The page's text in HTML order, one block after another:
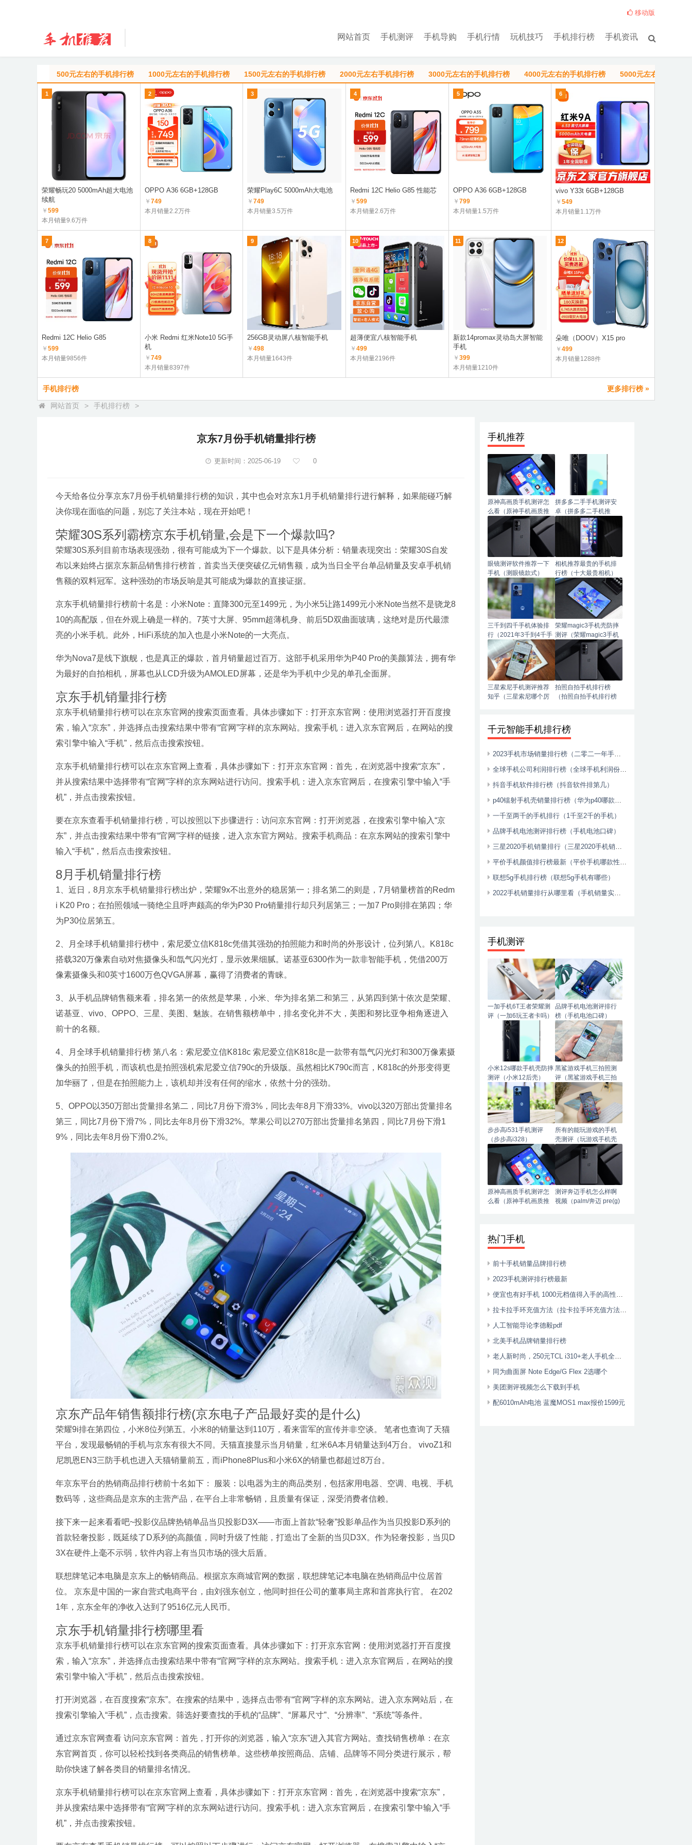
网站首页 手机测评 手机导购 手机行情 玩机技巧 手机排行榜 手机资讯
移动版
500元左右的手机排行榜 1000元左右的手机排行榜 1500元左右的手机排行榜 2000元左右手机排行榜 3000元左右的手机排行榜 4000元左右的手机排行榜 5000元左右的手机排
1
荣耀畅玩20 5000mAh超大电池
续航
￥ 599
本月销量9.6万件
2
OPPO A36 6GB+128GB
￥ 749
本月销量2.2万件
3
荣耀Play6C 5000mAh大电池
￥749
本月销量3.5万件
4
Redmi 12C Helio G85 性能芯
￥ 599
本月销量2.6万件
5
OPPO A36 6GB+128GB
￥ 799
本月销量1.5万件
6
vivo Y33t 6GB+128GB
￥549
本月销量1.1万件
7
Redmi 12C Helio G85
￥ 599
本月销量9856件
8
小米 Redmi 红米Note10 5G手
机
￥ 749
本月销量8397件
9
256GB灵动屏八核智能手机
￥498
本月销量1643件
10
超薄便宜八核智能手机
￥ 499
本月销量2196件
11
新款14promax灵动岛大屏智能
手机
￥ 399
本月销量1210件
12
朵唯（DOOV）X15 pro
￥499
本月销量1288件
手机排行榜 更多排行榜 »
网站首页 > 手机排行榜 >
京东7月份手机销量排行榜
更新时间：2025-06-19 0
今天给各位分享京东7月份手机销量排行榜的知识，其中也会对京东1月手机销量排行进行解释，如果能碰巧解
决你现在面临的问题，别忘了关注本站，现在开始吧！
荣耀30S系列霸榜京东手机销量,会是下一个爆款吗?
荣耀30S系列目前市场表现强劲，很有可能成为下一个爆款。以下是具体分析：销量表现突出：荣耀30S自发
布以来始终占据京东新品销售排行榜首，首卖当天便突破亿元销售额，成为当日全平台单品销量及安卓手机销
售额的双料冠军。这种强劲的市场反响是其可能成为爆款的直接证据。
京东手机销量排行榜前十名是：小米Note：直降300元至1499元，为小米5让路1499元小米Note当然不是骁龙8
10的高配版，但在外观上确是一样的。7英寸大屏、95mm超薄机身、前后5D双曲面玻璃，这绝对是历代最漂
亮的小米手机。此外，HiFi系统的加入也是小米Note的一大亮点。
华为Nova7是线下旗舰，也是真正的爆款，首月销量超过百万。这部手机采用华为P40 Pro的美颜算法，拥有华
为最好的自拍相机，屏幕也从LCD升级为AMOLED屏幕，还是华为手机中少见的单孔全面屏。
京东手机销量排行榜
京东手机销量排行榜可以在京东官网的搜索页面查看。具体步骤如下：打开京东官网：使用浏览器打开百度搜
索，输入“京东”，并选择点击搜索结果中带有“官网”字样的京东网站。搜索手机：进入京东官网后，在网站的搜
索引擎中输入“手机”，然后点击搜索按钮。
京东手机销量排行榜可以在京东官网上查看，具体步骤如下：打开京东官网：首先，在浏览器中搜索“京东”，
并从搜索结果中选择带有“官网”字样的京东网站进行访问。搜索手机：进入京东官网后，在搜索引擎中输入“手
机”，并点击搜索按钮。
要在京东查看手机销量排行榜，可以按照以下步骤进行：访问京东官网：打开浏览器，在搜索引擎中输入“京
东”，并点击搜索结果中带有“官网”字样的链接，进入京东官方网站。搜索手机商品：在京东网站的搜索引擎中
输入“手机”，然后点击搜索按钮。
8月手机销量排行榜
1、近日，8月京东手机销量排行榜出炉，荣耀9x不出意外的稳居第一；排名第二的则是，7月销量榜首的Redm
i K20 Pro；在拍照领域一骑绝尘且呼声颇高的华为P30 Pro销量排行却只列居第三；一加7 Pro则排在第四；华
为P30位居第五。
2、月全球手机销量排行榜中，索尼爱立信K818c凭借其强劲的拍照能力和时尚的外形设计，位列第八。K818c
搭载320万像素自动对焦摄像头和氙气闪光灯，显示效果细腻。诺基亚6300作为一款非智能手机，凭借200万
像素摄像头和0英寸1600万色QVGA屏幕，赢得了消费者的青睐。
3、从手机品牌销售额来看，排名第一的依然是苹果，小米、华为排名第二和第三，从第四到第十依次是荣耀、
诺基亚、vivo、OPPO、三星、美图、魅族。在销售额榜单中，排名变化并不大，美图和努比亚争相角逐进入
前十的名额。
4、月全球手机销量排行榜 第八名：索尼爱立信K818c 索尼爱立信K818c是一款带有氙气闪光灯和300万像素摄
像头的拍照手机，而该机也是拍照强机索尼爱立信790c的升级版。虽然相比K790c而言，K818c的外形变得更
加华丽了，但是在拍照能力上，该机却并没有任何的缩水，依然十分的强劲。
5、OPPO以350万部出货量排名第二，同比7月份下滑3%，同比去年8月下滑33%。vivo以320万部出货量排名
第三，同比7月份下滑7%，同比去年8月份下滑32%。苹果公司以270万部出货量排名第四，同比7月份下滑1
9%，同比去年8月份下滑0.2%。
京东产品年销售额排行榜(京东电子产品最好卖的是什么)
荣耀9i排在第四位，小米8位列第五。小米8的销量达到110万，看来雷军的宣传并非空谈。 笔者也查询了天猫
平台，发现最畅销的手机与京东有很大不同。天猫直接显示当月销量，红米6A本月销量达到4万台。 vivoZ1和
尼凯恩EN3三防手机也进入天猫销量前五，而iPhone8Plus和小米6X的销量也都超过8万台。
年京东平台的热销商品排行榜前十名如下： 服装：以电器为主的商品类别，包括家用电器、空调、电视、手机
数码等，这些商品是京东的主营产品，在平台上非常畅销，且质量有保证，深受消费者信赖。
接下来一起来看看吧~投影仪品牌热销单品当贝投影D3X——市面上首款“轻奢”投影单品作为当贝投影D系列的
首款轻奢投影，既延续了D系列的高颜值，同时升级了性能，打造出了全新的当贝D3X。作为轻奢投影，当贝D
3X在硬件上毫不示弱，软件内容上有当贝市场的强大后盾。
联想牌笔记本电脑是京东上的畅销商品。根据京东商城官网的数据，联想牌笔记本电脑在热销商品中位居首
位。 京东是中国的一家自营式电商平台，由刘强东创立，他同时担任公司的董事局主席和首席执行官。 在202
1年，京东全年的净收入达到了9516亿元人民币。
京东手机销量排行榜哪里看
京东手机销量排行榜可以在京东官网的搜索页面查看。具体步骤如下：打开京东官网：使用浏览器打开百度搜
索，输入“京东”，并选择点击搜索结果中带有“官网”字样的京东网站。搜索手机：进入京东官网后，在网站的搜
索引擎中输入“手机”，然后点击搜索按钮。
打开浏览器，在百度搜索“京东”。在搜索的结果中，选择点击带有“官网”字样的京东网站。进入京东网站后，在
搜索引擎输入“手机”，点击搜索。筛选好要查找的手机的“品牌”、“屏幕尺寸”、“分辨率”、“系统”等条件。
通过京东官网查看 访问京东官网：首先，打开你的浏览器，输入“京东”进入其官方网站。查找销售榜单：在京
东官网首页，你可以轻松找到各类商品的销售榜单。这些榜单按照商品、店铺、品牌等不同分类进行展示，帮
助你快速了解各类目的销量排名情况。
京东手机销量排行榜可以在京东官网上查看，具体步骤如下：打开京东官网：首先，在浏览器中搜索“京东”，
并从搜索结果中选择带有“官网”字样的京东网站进行访问。搜索手机：进入京东官网后，在搜索引擎中输入“手
机”，并点击搜索按钮。
手机推荐
原神高画质手机测评怎
么看（原神手机画质推
荐）
拼多多二手手机测评安
卓（拼多多二手机推
荐）
眼镜测评软件推荐一下
手机（测眼镜款式）
相机推荐最贵的手机排
行榜（十大最贵相机）
三千到四千手机体验排
行（2021年3千到4千手
机推荐）
荣耀magic3手机壳防摔
测评（荣耀magic3手机
壳推荐）
三星索尼手机测评推荐
知乎（三星索尼哪个厉
拍照自拍手机排行榜
（拍照自拍手机排行榜
千元智能手机排行榜
2023手机市场销量排行榜（二零二一年手机销量）
全球手机公司利润排行榜（全球手机利润份额2020）
抖音手机软件排行榜（抖音软件排第几）
p40镭射手机壳销量排行榜（华为p40哪款手机壳好看）
一千至两千的手机排行（1千至2千的手机）
品牌手机电池测评排行榜（手机电池口碑）
三星2020手机销量排行（三星2020手机销量排行榜前十名）
平价手机颜值排行榜最新（平价手机哪款性价比高2021）
联想5g手机排行榜（联想5g手机有哪些）
2022手机销量排行从哪里看（手机销量实时排行）
手机测评
一加手机6T王者荣耀测
评（一加6玩王者卡吗）
品牌手机电池测评排行
榜（手机电池口碑）
小米12s哪款手机壳防摔
测评（小米12后壳）
黑鲨游戏手机三拍照测
评（黑鲨游戏手机三拍
照测评怎么样）
步步高i531手机测评
（步步高i328）
所有的能玩游戏的手机
壳测评（玩游戏手机壳
哪种材质手感好）
原神高画质手机测评怎
么看（原神手机画质推
测评奔迈手机怎么样啊
视频（palm/奔迈 pre(g)
热门手机
前十手机销量品牌排行榜
2023手机测评排行榜最新
便宜也有好手机 1000元档值得入手的高性价比手机盘点
拉卡拉手环充值方法（拉卡拉手环充值方法是什么）
人工智能导论李德毅pdf
北美手机品牌销量排行榜
老人新时尚，250元TCL i310+老人手机全面评测
同为曲面屏 Note Edge/G Flex 2选哪个
美团测评视频怎么下载到手机
配6010mAh电池 蓝魔MOS1 max报价1599元